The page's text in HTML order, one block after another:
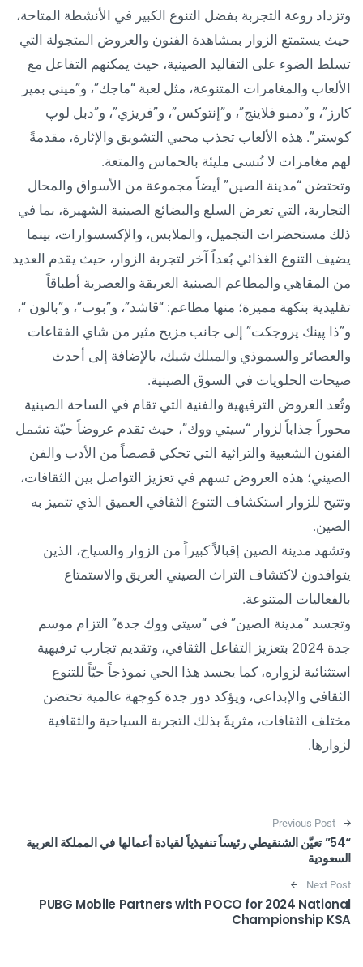
وتزداد روعة التجربة بفضل التنوع الكبير في الأنشطة المتاحة،
حيث يستمتع الزوار بمشاهدة الفنون والعروض المتجولة التي
تسلط الضوء على التقاليد الصينية، حيث يمكنهم التفاعل مع
الألعاب والمغامرات المتنوعة، مثل لعبة “ماجك”، و”ميني بمپر
كارز”، و”دمبو فلاينج”، و”إنتوكس”، و”فريزي”، و”دبل لوپ
كوستر”. هذه الألعاب تجذب محبي التشويق والإثارة، مقدمةً
لهم مغامرات لا تُنسى مليئة بالحماس والمتعة.
وتحتضن “مدينة الصين” أيضاً مجموعة من الأسواق والمحال
التجارية، التي تعرض السلع والبضائع الصينية الشهيرة، بما في
ذلك مستحضرات التجميل، والملابس، والإكسسوارات، بينما
يضيف التنوع الغذائي بُعداً آخر لتجربة الزوار، حيث يقدم العديد
من المقاهي والمطاعم الصينية العريقة والعصرية أطباقاً
تقليدية بنكهة مميزة؛ منها مطاعم: “قاشد”، و”بوب”، و”بالون “،
و”ذا پينك پروجكت” إلى جانب مزيج مثير من شاي الفقاعات
والعصائر والسموذي والميلك شيك، بالإضافة إلى أحدث
صيحات الحلويات في السوق الصينية.
وتُعد العروض الترفيهية والفنية التي تقام في الساحة الصينية
محوراً جذاباً لزوار “سيتي ووك”، حيث تقدم عروضاً حيّة تشمل
الفنون الشعبية والتراثية التي تحكي قصصاً من الأدب والفن
الصيني؛ هذه العروض تسهم في تعزيز التواصل بين الثقافات،
وتتيح للزوار استكشاف التنوع الثقافي العميق الذي تتميز به
الصين.
وتشهد مدينة الصين إقبالاً كبيراً من الزوار والسياح، الذين
يتوافدون لاكتشاف التراث الصيني العريق والاستمتاع
بالفعاليات المتنوعة.
وتجسد “مدينة الصين” في “سيتي ووك جدة” التزام موسم
جدة 2024 بتعزيز التفاعل الثقافي، وتقديم تجارب ترفيهية
استثنائية لزواره، كما يجسد هذا الحي نموذجاً حيّاً للتنوع
الثقافي والإبداعي، ويؤكد دور جدة كوجهة عالمية تحتضن
مختلف الثقافات، مثريةً بذلك التجربة السياحية والثقافية
لزوارها.
Post navigation
Previous Post
“54” تعيّن الشنقيطي رئيساً تنفيذياً لقيادة أعمالها في المملكة العربية
السعودية
Next Post
PUBG Mobile Partners with POCO for 2024 National
Championship KSA